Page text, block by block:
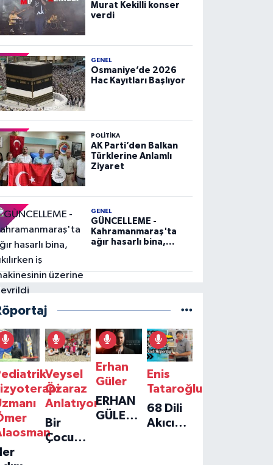
Murat Kekilli konser
verdi
GENEL
Osmaniye’de 2026
Hac Kayıtları Başlıyor
POLITIKA
AK Parti’den Balkan
Türklerine Anlamlı
Ziyaret
GENEL
GÜNCELLEME -
Kahramanmaraş'ta
ağır hasarlı bina,
devrildi
Veysel
Özaraz
Anlatıyor
Bir
Çocuğun
Erhan
Güler
ERHAN
GÜLER'IN
Enis
Tataroğlu
68 Dili
Akıcı